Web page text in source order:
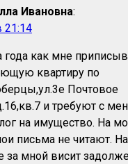
Ивановна:
21:14
года как мне
квартиру по
Почтовое
и требуют с
на имущество. На
письма не читают. На
за мной висит